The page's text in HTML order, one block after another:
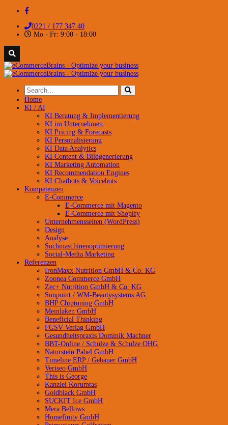
0221 / 177 347 40
Mo - Fr: 9:00 - 18:00
Home
KI / AI
KI Beratung & Implementierung
KI im Unternehmen
KI Pricing & Forecasts
KI Personalisierung
KI Data Analytics
KI Content & Bildgenerierung
KI Marketing Automation
KI Recommendation Engines
KI Chatbots & Voicebots
Kompetenzen
E-Commerce
E-Commerce mit Magento
E-Commerce mit Shopify
Unternehmensseiten (WordPress)
Design
Analyse
Suchmaschinenoptimierung
Social-Media Marketing
Referenzen
IronMaxx Nutrition GmbH & Co. KG
Zoonea Commerce GmbH
Zec+ Nutrition GmbH & Co. KG
Sunpoint / WM-Beautysystems AG
BHP Chiptuning GmbH
Meinlaken GmbH
Beneficial Thinking
FGSV Verlag GmbH
Gesundheitspraxis Dominik Machner
BBT-Online / Schulze & Schulze OHG
Naturstein Pabel GmbH
Timeline ERP / Gebauer GmbH
Veriseo GmbH
This is George
Kanzlei Korumtas
Goldblack GmbH
SUCKIT Ice GmbH
Mera Bellows
Homefinity GmbH